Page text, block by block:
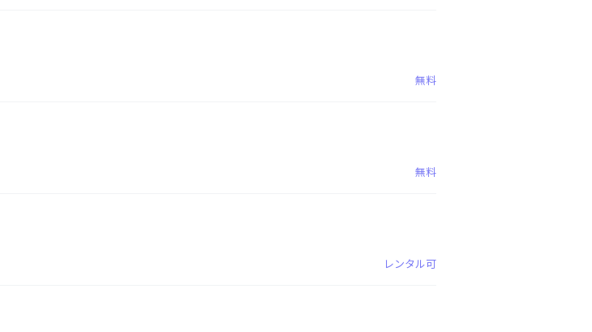
無料
無料
レンタル可